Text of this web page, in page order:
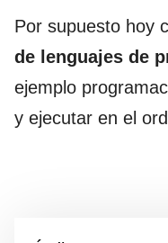
Por supuesto hoy
de lenguajes de
ejemplo
y ejecutar en el